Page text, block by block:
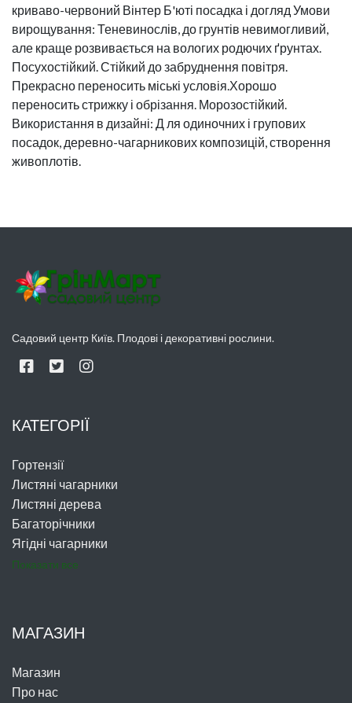
криваво-червоний Вінтер Б'юті посадка і догляд Умови
вирощування: Теневинослів, до грунтів невимогливий,
але краще розвивається на вологих родючих ґрунтах.
Посухостійкий. Стійкий до забруднення повітря.
Прекрасно переносить міські условія.Хорошо
переносить стрижку і обрізання. Морозостійкий.
Використання в дизайні: Д ля одиночних і групових
посадок, деревно-чагарникових композицій, створення
живоплотів.
Садовий центр Київ. Плодові і декоративні рослини.
КАТЕГОРІЇ
Гортензії
Листяні чагарники
Листяні дерева
Багаторічники
Ягідні чагарники
Показати все
МАГАЗИН
Магазин
Про нас